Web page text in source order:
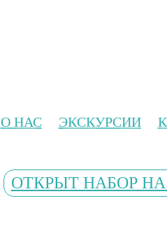
ОТКРЫТ НАБОР НА
О НАС ЭКСКУРСИИ